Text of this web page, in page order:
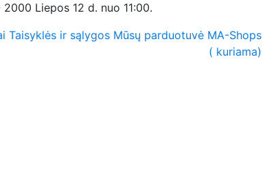
Liepos 12 d. nuo 11:00.
Taisyklės ir sąlygos Mūsų parduotuvė MA-Shops
( kuriama)